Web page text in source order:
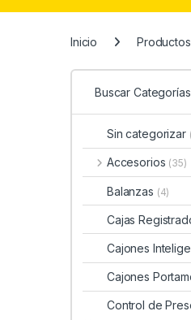
Inicio
Buscar Categorías
Sin categorizar
Accesorios (35)
Balanzas (4)
Cajas
Cajones
Cajones
Control de